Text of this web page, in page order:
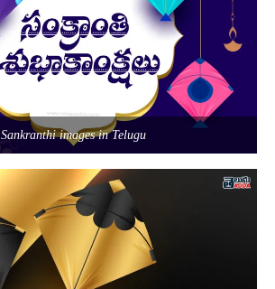
Sankranthi images in Telugu